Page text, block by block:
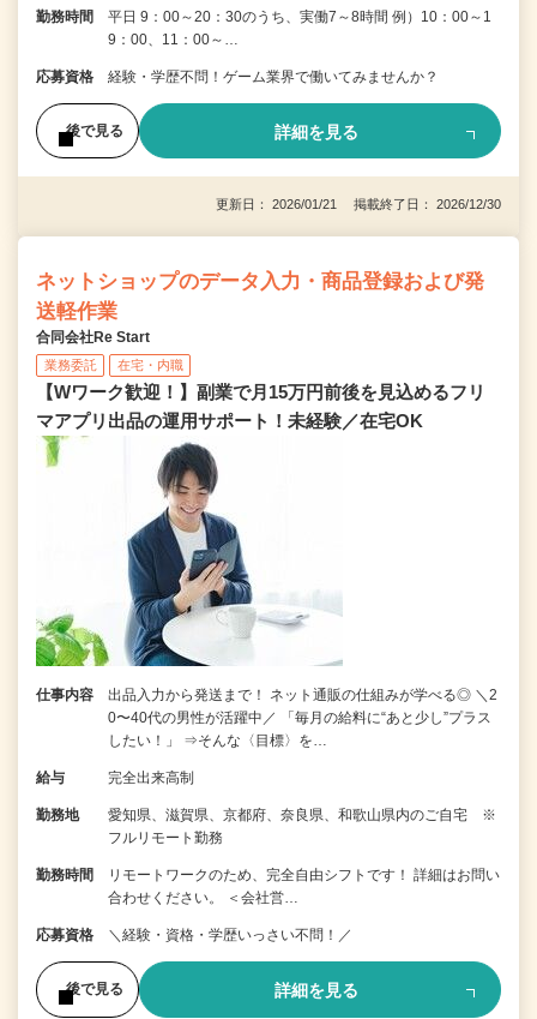
勤務時間
平日 9：00～20：30のうち、実働7～8時間 例）10：00～1
9：00、11：00～…
応募資格 経験・学歴不問！ゲーム業界で働いてみませんか？
後で見る 詳細を見る
更新日： 2026/01/21 掲載終了日： 2026/12/30
ネットショップのデータ入力・商品登録および発
送軽作業
合同会社Re Start
業務委託 在宅・内職
【Wワーク歓迎！】副業で月15万円前後を見込めるフリ
マアプリ出品の運用サポート！未経験／在宅OK
仕事内容
出品入力から発送まで！ ネット通販の仕組みが学べる◎ ＼2
0〜40代の男性が活躍中／ 「毎月の給料に“あと少し”プラス
したい！」 ⇒そんな〈目標〉を…
給与 完全出来高制
勤務地
愛知県、滋賀県、京都府、奈良県、和歌山県内のご自宅 ※
フルリモート勤務
勤務時間
リモートワークのため、完全自由シフトです！ 詳細はお問い
合わせください。 ＜会社営…
応募資格 ＼経験・資格・学歴いっさい不問！／
後で見る 詳細を見る